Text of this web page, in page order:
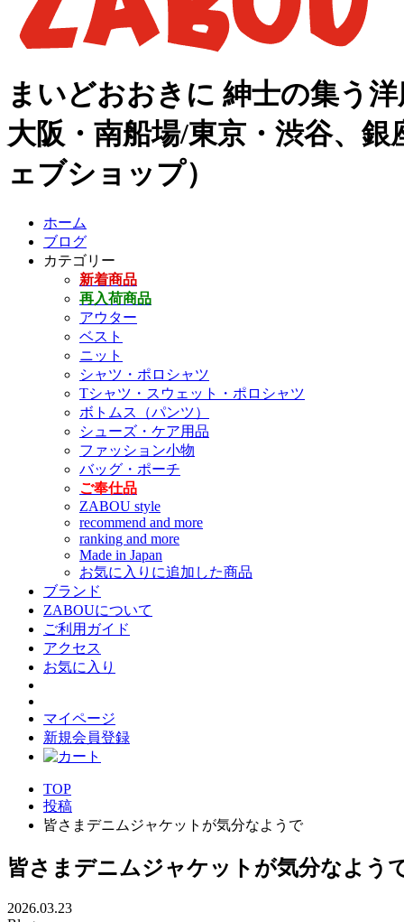
まいどおおきに 紳士の集う
大阪・南船場/東京・渋谷、
ェブショップ）
ホーム
ブログ
カテゴリー
新着商品
再入荷商品
アウター
ベスト
ニット
シャツ・ポロシャツ
Tシャツ・スウェット・ポロシャツ
ボトムス（パンツ）
シューズ・ケア用品
ファッション小物
バッグ・ポーチ
ご奉仕品
ZABOU style
recommend and more
ranking and more
Made in Japan
お気に入りに追加した商品
ブランド
ZABOUについて
ご利用ガイド
アクセス
お気に入り
マイページ
新規会員登録
TOP
投稿
皆さまデニムジャケットが気分なようで
皆さまデニムジャケットが気分なよう
2026.03.23